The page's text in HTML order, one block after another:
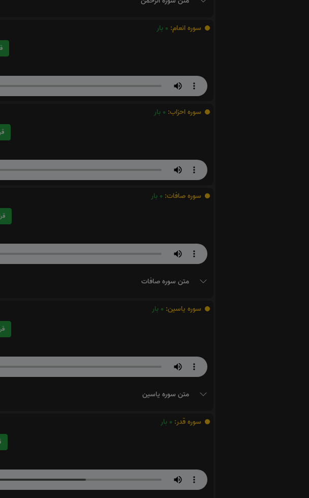
سوره انعام: 0 بار
سوره احزاب: 0 بار
قرائت
سوره صافات: 0 بار
قرائت
متن سوره صافات
سوره یاسین: 0 بار
قرائت
متن سوره یاسین
سوره قدر: 0 بار